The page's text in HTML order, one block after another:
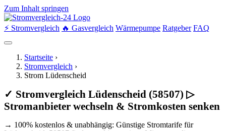
Zum Inhalt springen
⚡ Stromvergleich 🔥 Gasvergleich Wärmepumpe Ratgeber FAQ
Startseite ›
Stromvergleich ›
Strom Lüdenscheid
✓ Stromvergleich Lüdenscheid (58507) ▷
Stromanbieter wechseln & Stromkosten senken
→ 100% kostenlos & unabhängig: Günstige Stromtarife für